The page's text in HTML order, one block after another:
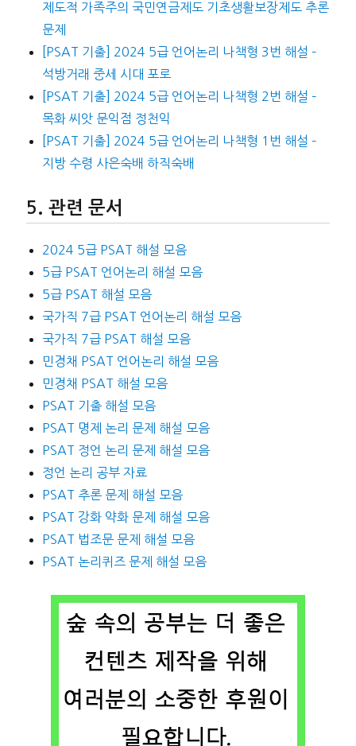
제도적 가족주의 국민연금제도 기초생활보장제도 추론
문제
[PSAT 기출] 2024 5급 언어논리 나책형 3번 해설 –
석방거래 중세 시대 포로
[PSAT 기출] 2024 5급 언어논리 나책형 2번 해설 –
목화 씨앗 문익점 정천익
[PSAT 기출] 2024 5급 언어논리 나책형 1번 해설 –
지방 수령 사은숙배 하직숙배
관련 문서
2024 5급 PSAT 해설 모음
5급 PSAT 언어논리 해설 모음
5급 PSAT 해설 모음
국가직 7급 PSAT 언어논리 해설 모음
국가직 7급 PSAT 해설 모음
민경채 PSAT 언어논리 해설 모음
민경채 PSAT 해설 모음
PSAT 기출 해설 모음
PSAT 명제 논리 문제 해설 모음
PSAT 정언 논리 문제 해설 모음
정언 논리 공부 자료
PSAT 추론 문제 해설 모음
PSAT 강화 약화 문제 해설 모음
PSAT 법조문 문제 해설 모음
PSAT 논리퀴즈 문제 해설 모음